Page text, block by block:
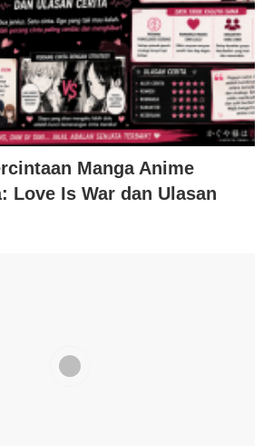
Manga Anime
Love Is War dan Ulasan